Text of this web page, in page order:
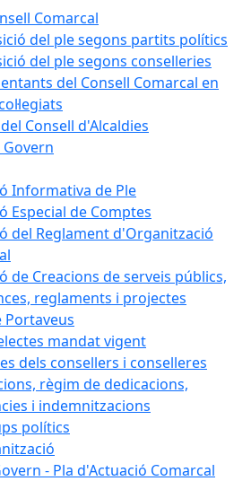
Comarcal
del ple segons partits polítics
del ple segons conselleries
del Consell Comarcal en
Consell d'Alcaldies
Informativa de Ple
Especial de Comptes
del Reglament d'Organització
de Creacions de serveis públics,
reglaments i projectes
Portaveus
mandat vigent
dels consellers i conselleres
règim de dedicacions,
i indemnitzacions
polítics
- Pla d'Actuació Comarcal